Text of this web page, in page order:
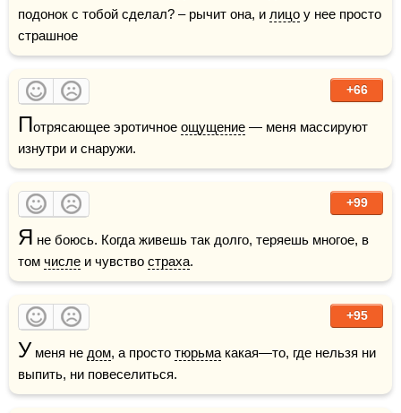
подонок с тобой сделал? – рычит она, и лицо у нее просто
страшное
+66
Потрясающее эротичное ощущение — меня массируют
изнутри и снаружи.
+99
Я не боюсь. Когда живешь так долго, теряешь многое, в
том числе и чувство страха.
+95
У меня не дом, а просто тюрьма какая—то, где нельзя ни
выпить, ни повеселиться.